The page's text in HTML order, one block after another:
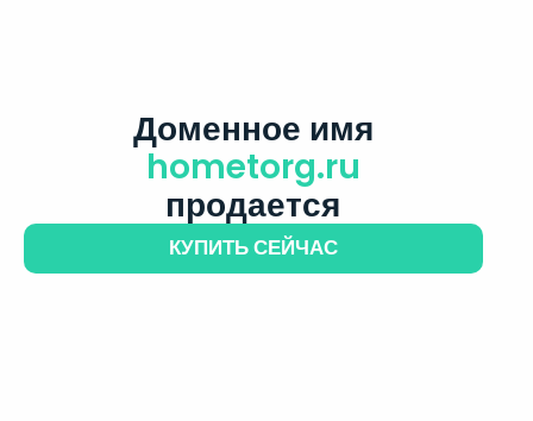
Доменное имя
hometorg.ru
продается
КУПИТЬ СЕЙЧАС